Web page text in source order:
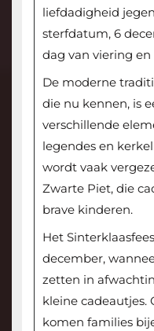
liefdadigheid
sterfdatum, 6
dag van viering
De moderne
die nu kennen, is
verschillende
legendes en
wordt vaak
Zwarte Piet, die
brave kinderen.
Het
december,
zetten in
kleine cadeautjes.
komen families